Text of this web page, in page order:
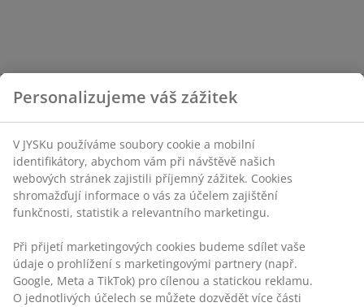
Personalizujeme váš zážitek
V JYSKu používáme soubory cookie a mobilní
identifikátory, abychom vám při návštěvě našich
webových stránek zajistili příjemný zážitek. Cookies
shromažďují informace o vás za účelem zajištění
funkčnosti, statistik a relevantního marketingu.
Při přijetí marketingových cookies budeme sdílet vaše
údaje o prohlížení s marketingovými partnery (např.
Google, Meta a TikTok) pro cílenou a statickou reklamu.
O jednotlivých účelech se můžete dozvědět více části